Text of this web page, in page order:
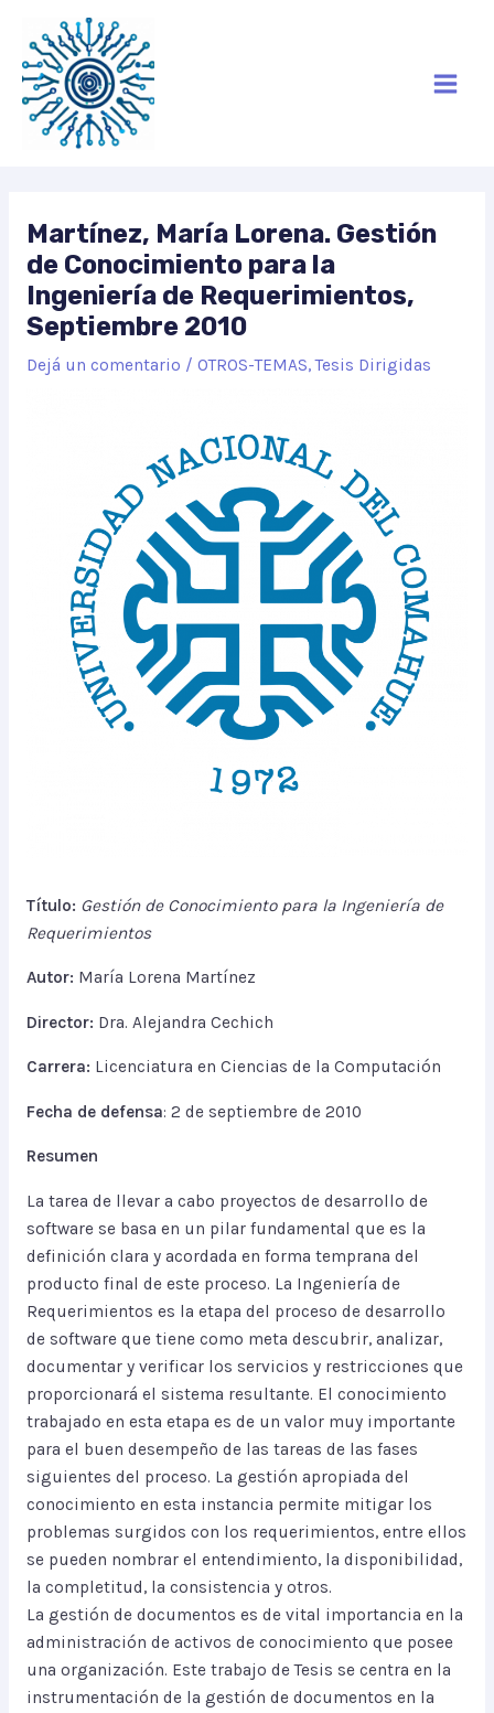
contenido
Martínez, María Lorena. Gestión
de Conocimiento para la
Ingeniería de Requerimientos,
Septiembre 2010
Dejá un comentario / OTROS-TEMAS,Tesis Dirigidas
Título: Gestión de Conocimiento para la Ingeniería de
Requerimientos
Autor: María Lorena Martínez
Director: Dra. Alejandra Cechich
Carrera: Licenciatura en Ciencias de la Computación
Fecha de defensa: 2 de septiembre de 2010
Resumen
La tarea de llevar a cabo proyectos de desarrollo de
software se basa en un pilar fundamental que es la
definición clara y acordada en forma temprana del
producto final de este proceso. La Ingeniería de
Requerimientos es la etapa del proceso de desarrollo
de software que tiene como meta descubrir, analizar,
documentar y verificar los servicios y restricciones que
proporcionará el sistema resultante. El conocimiento
trabajado en esta etapa es de un valor muy importante
para el buen desempeño de las tareas de las fases
siguientes del proceso. La gestión apropiada del
conocimiento en esta instancia permite mitigar los
problemas surgidos con los requerimientos, entre ellos
se pueden nombrar el entendimiento, la disponibilidad,
la completitud, la consistencia y otros.
La gestión de documentos es de vital importancia en la
administración de activos de conocimiento que posee
una organización. Este trabajo de Tesis se centra en la
instrumentación de la gestión de documentos en la